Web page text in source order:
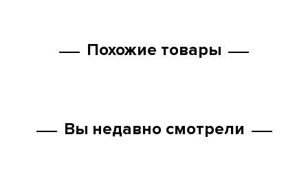
Похожие товары
Вы недавно смотрели